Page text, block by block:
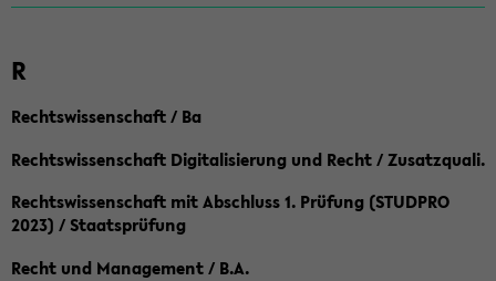
R
Rechtswissenschaft / Ba
Rechtswissenschaft Digitalisierung und Recht / Zusatzquali.
Rechtswissenschaft mit Abschluss 1. Prüfung (STUDPRO
2023) / Staatsprüfung
Recht und Management / B.A.